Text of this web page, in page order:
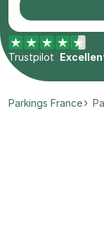
Trustpilot
Parkings France